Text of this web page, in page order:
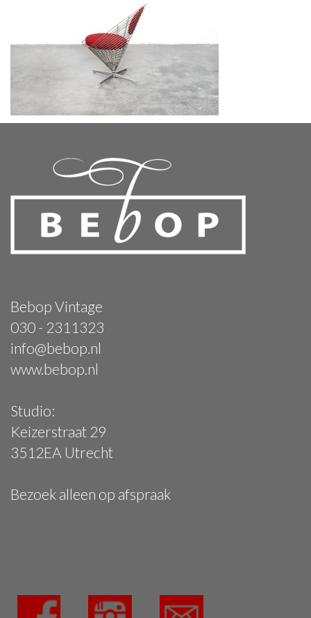
Bebop Vintage
030 - 2311323
info@bebop.nl
www.bebop.nl
Studio:
Keizerstraat 29
3512EA Utrecht
Bezoek alleen op afspraak